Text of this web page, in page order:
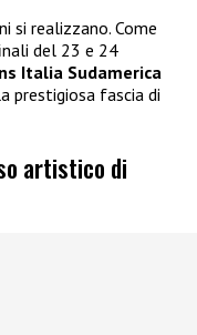
si realizzano. Come
del 23 e 24
Italia Sudamerica
prestigiosa fascia di
artistico di